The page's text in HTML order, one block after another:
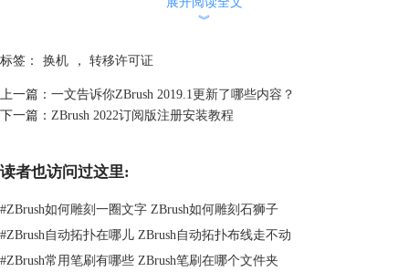
如果您的旧计算机无法联网，则 您的旧计算机将无法从“我的许可证”页
面检测到停用。在这种情况下（除非计算机不再运行），您还必须转到该
注意：对于任何在线计算机，“我的许可证”系统都可以用于远程停用
ZBrush副本并将其激活返回到许可证池。下次运行ZBrush副本时，它将自
︾
标签： 换机 ， 转移许可证
上一篇： 一文告诉你ZBrush 2019.1更新了哪些内容？
下一篇： ZBrush 2022订阅版注册安装教程
读者也访问过这里:
#ZBrush如何雕刻一圈文字 ZBrush如何雕刻石狮子
#ZBrush自动拓扑在哪儿 ZBrush自动拓扑布线走不动
#ZBrush常用笔刷有哪些 ZBrush笔刷在哪个文件夹